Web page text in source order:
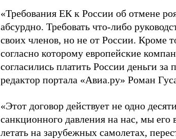
«Требования ЕК к России об отмене
абсурдно. Требовать что-либо
своих членов, но не от России. Кроме
согласно которому европейские
согласились платить России деньги
редактор портала «Авиа.ру» Роман
«Этот договор действует не одно
санкционного давления на нас, мы
летать на зарубежных самолетах,